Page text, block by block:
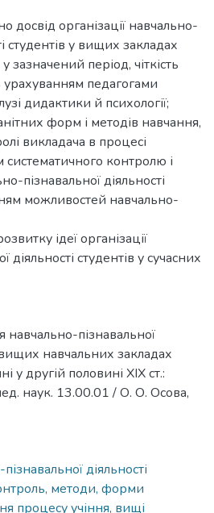
досвід організації навчально-
студентів у вищих закладах
період, чіткість
урахуванням педагогами
дидактики й психології;
форм і методів навчання,
викладача в процесі
контролю і
пізнавальної діяльності
можливостей навчально-
ідеї організації
діяльності студентів у сучасних
навчально-пізнавальної
вищих навчальних закладах
у другій половині ХІХ ст.:
наук. 13.00.01 / О. О. Осова,
діяльності
методи, форми
процесу учіння, вищі